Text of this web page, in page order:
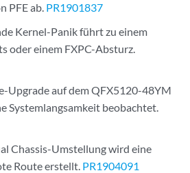
PFE ab. PR1901837
Kernel-Panik führt zu einem
oder einem FXPC-Absturz.
Upgrade auf dem QFX5120-48YM
Systemlangsamkeit beobachtet.
Chassis-Umstellung wird eine
Route erstellt. PR1904091